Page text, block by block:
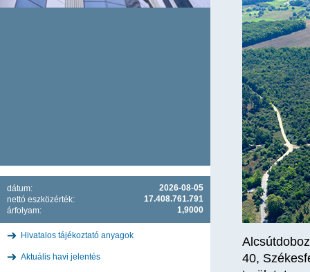
2026-08-05
dátum:
17.408.761.791
nettó eszközérték:
1,9000
árfolyam:
Hivatalos tájékoztató anyagok
Aktuális havi jelentés
40,